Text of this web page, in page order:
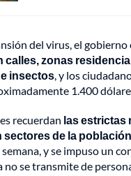
del virus, el
calles, zonas
insectos, y los
1.400
recuerdan las estrictas
sectores de la población
y se impuso un
no se transmite de